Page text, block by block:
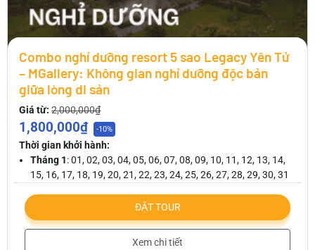
Combo nghỉ dưỡng resort 5 sao Legacy Yên Tử
– MGallery: Không gian nghỉ dưỡng độc bản
giữa lòng di sản
Giá từ:2,000,000₫
1,800,000₫ -10%
Thời gian khởi hành:
Tháng 1: 01, 02, 03, 04, 05, 06, 07, 08, 09, 10, 11, 12, 13, 14,
15, 16, 17, 18, 19, 20, 21, 22, 23, 24, 25, 26, 27, 28, 29, 30, 31
ĐẶT TOUR
Xem chi tiết